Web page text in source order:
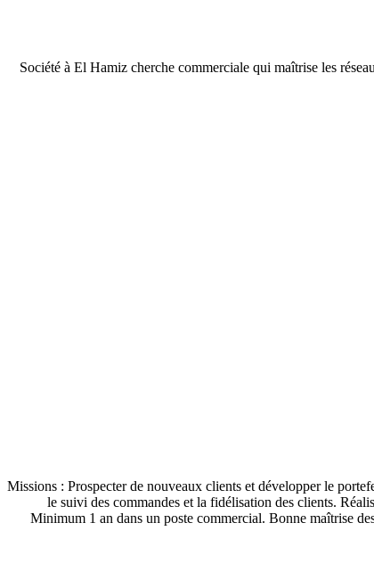
Société à El Hamiz cherche commerciale qui maîtrise les
Missions : Prospecter de nouveaux clients et développer le
le suivi des commandes et la fidélisation des clients.
Minimum 1 an dans un poste commercial. Bonne maîtrise